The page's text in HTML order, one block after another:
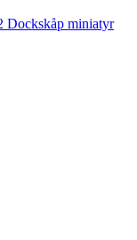
Dockskåp miniatyr